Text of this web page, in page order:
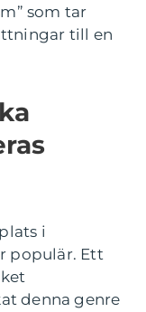
som tar
till en
i
populär. Ett
denna genre